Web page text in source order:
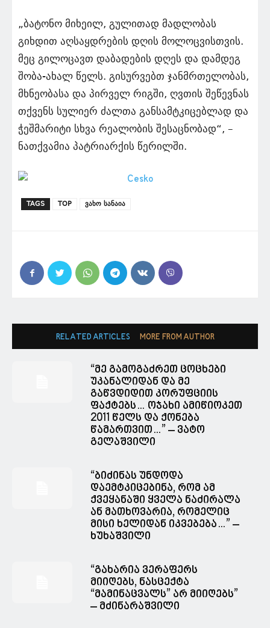
„ბატონო მიხეილ, გულითად მადლობას
გიხდით აღსაყდრების დღის მოლოცვისთვის.
მეც გილოცავთ დაბადების დღეს და დამდეგ
შობა-ახალ წელს. გისურვებთ ჯანმრთელობას,
მხნეობასა და პირველ რიგში, ღვთის შეწევნას
თქვენს სულიერ ძალთა განსამტკიცებლად და
ჭეშმარიტი სხვა რეალობის შესაცნობად“, –
ნათქვამია პატრიარქის წერილში.
TAGS TOP ვახო სანაია
RELATED ARTICLES MORE FROM AUTHOR
“მე გამოგაძრეთ ცოცხები
უკანალიდან და მე
გაწვდიდით კორუფციის
ფაქტებს… ოჯახი ამიწიოკეთ
2011 წელს და ქონება
წამართვით…” – ვატო
გელაშვილი
“ბიძინას უნდოდა
დაემტკიცებინა, რომ ამ
ქვეყანაში ყველა ნაძირალა
ან მათხოვარია, რომელიც
მისი ხელიდან იკვებება…” –
ხუხაშვილი
“გახარია ვერაფერს
მიიღებს, ნასცექტა
“მამინაცვალს” არ მიიღებს”
– მძინარაშვილი